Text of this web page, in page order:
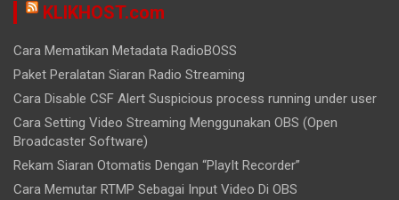
KLIKHOST.com
Cara Mematikan Metadata RadioBOSS
Paket Peralatan Siaran Radio Streaming
Cara Disable CSF Alert Suspicious process running under user
Cara Setting Video Streaming Menggunakan OBS (Open
Broadcaster Software)
Rekam Siaran Otomatis Dengan “PlayIt Recorder”
Cara Memutar RTMP Sebagai Input Video Di OBS